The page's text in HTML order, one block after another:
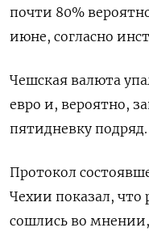
почти 80%
июне, согласно
Чешская валюта
евро и, вероятно,
пятидневку подряд.
Протокол
Чехии показал, что
сошлись во